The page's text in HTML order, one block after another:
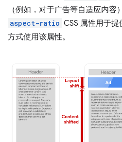
（例如，对于广告等自适应内容
aspect-ratio CSS 属性用于
方式使用该属性。